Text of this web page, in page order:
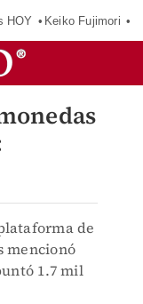
HOY Keiko Fujimori
de
mencionó
1.7 mil